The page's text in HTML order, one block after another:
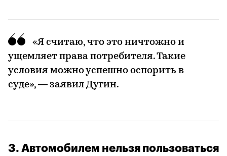
«Я считаю, что это ничтожно и
ущемляет права потребителя. Такие
условия можно успешно оспорить в
суде», — заявил Дугин.
3. Автомобилем нельзя пользоваться